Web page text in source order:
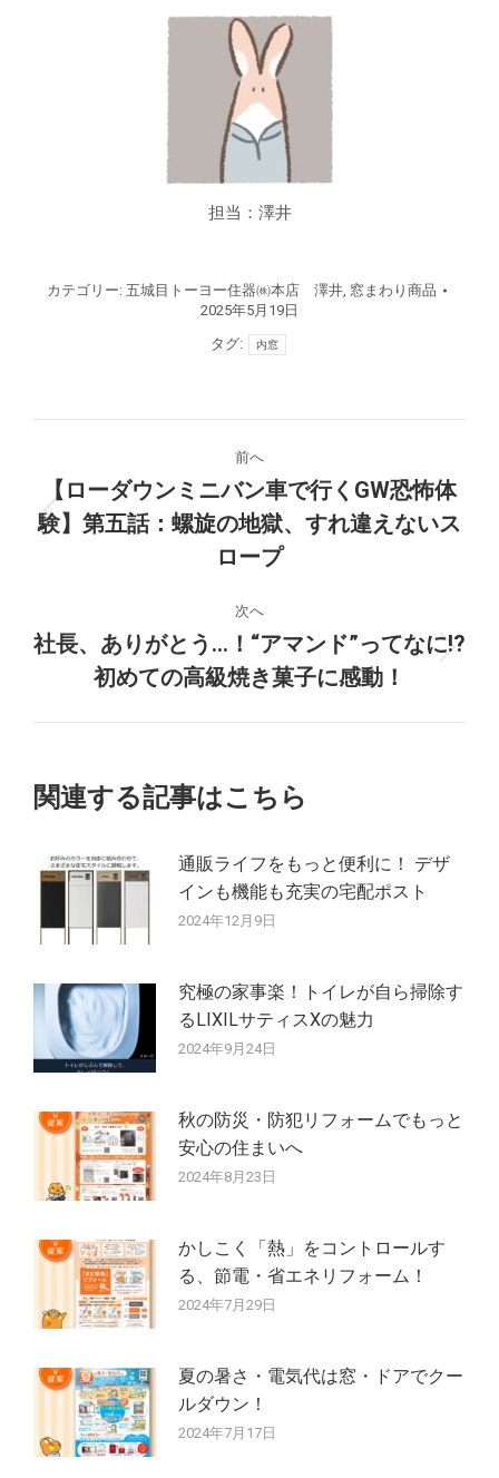
担当：澤井
カテゴリー: 五城目トーヨー住器㈱本店 澤井, 窓まわり商品
2025年5月19日
タグ: 内窓
稿
ナ
ゲ
シ
ョ
前へ
前
の
稿:
【ローダウンミニバン車で行くGW恐怖体
験】第五話：螺旋の地獄、すれ違えないス
ロープ
次へ
次
の
社長、ありがとう…！“アマンド”ってなに!?
初めての高級焼き菓子に感動！
関連する記事はこちら
通販ライフをもっと便利に！ デザ
インも機能も充実の宅配ポスト
2024年12月9日
究極の家事楽！トイレが自ら掃除す
るLIXILサティスXの魅力
2024年9月24日
秋の防災・防犯リフォームでもっと
安心の住まいへ
2024年8月23日
かしこく「熱」をコントロールす
る、節電・省エネリフォーム！
2024年7月29日
夏の暑さ・電気代は窓・ドアでクー
ルダウン！
2024年7月17日